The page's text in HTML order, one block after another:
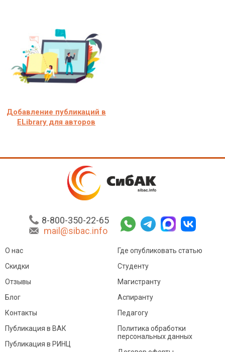
Добавление публикаций в
ELibrary для авторов
8-800-350-22-65
mail@sibac.info
О нас
Скидки
Отзывы
Блог
Контакты
Где опубликовать статью
Студенту
Магистранту
Аспиранту
Педагогу
Публикация в ВАК
Публикация в РИНЦ
Политика обработки
персональных данных